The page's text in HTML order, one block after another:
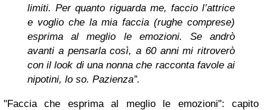
limiti. Per quanto riguarda me, faccio l’attrice
e voglio che la mia faccia (rughe comprese)
esprima al meglio le emozioni. Se andrò
avanti a pensarla così, a 60 anni mi ritroverò
con il look di una nonna che racconta favole ai
nipotini, lo so. Pazienza”.
"Faccia che esprima al meglio le emozioni": capito